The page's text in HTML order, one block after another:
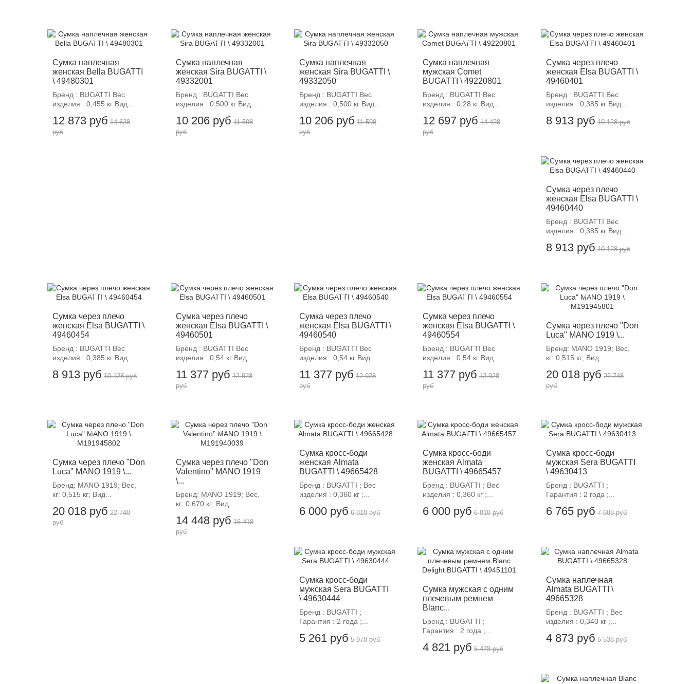
Сумка наплечная
женская Bella BUGATTI
\ 49480301
Бренд : BUGATTI Вес
изделия : 0,455 кг Вид...
12 873 руб
-12%
14 628
руб
Сумка наплечная
женская Sira BUGATTI \
49332001
Бренд : BUGATTI Вес
изделия : 0,500 кг Вид...
10 206 руб
-12%
11 598
руб
Сумка наплечная
женская Sira BUGATTI \
49332050
Бренд : BUGATTI Вес
изделия : 0,500 кг Вид...
10 206 руб
-12%
11 598
руб
Сумка наплечная
мужская Comet
BUGATTI \ 49220801
Бренд : BUGATTI Вес
изделия : 0,28 кг Вид...
12 697 руб
-12%
14 428
руб
Сумка через плечо
женская Elsa BUGATTI \
49460401
Бренд : BUGATTI Вес
изделия : 0,385 кг Вид...
8 913 руб
-12%
10 128 руб
Сумка через плечо
женская Elsa BUGATTI \
49460440
Бренд : BUGATTI Вес
изделия : 0,385 кг Вид...
8 913 руб
-12%
10 128 руб
Сумка через плечо
женская Elsa BUGATTI \
49460454
Бренд : BUGATTI Вес
изделия : 0,385 кг Вид...
8 913 руб
-12%
10 128 руб
Сумка через плечо
женская Elsa BUGATTI \
49460501
Бренд : BUGATTI Вес
изделия : 0,54 кг Вид...
11 377 руб
-12%
12 928
руб
Сумка через плечо
женская Elsa BUGATTI \
49460540
Бренд : BUGATTI Вес
изделия : 0,54 кг Вид...
11 377 руб
-12%
12 928
руб
Сумка через плечо
женская Elsa BUGATTI \
49460554
Бренд : BUGATTI Вес
изделия : 0,54 кг Вид...
11 377 руб
-12%
12 928
руб
Сумка через плечо "Don
Luca" MANO 1919 \...
Бренд: MANO 1919; Вес,
кг: 0,515 кг; Вид...
20 018 руб
-12%
22 748
руб
Сумка через плечо "Don
Luca" MANO 1919 \...
Бренд: MANO 1919; Вес,
кг: 0,515 кг; Вид...
20 018 руб
-12%
22 748
руб
Сумка через плечо "Don
Valentino" MANO 1919
\...
Бренд: MANO 1919; Вес,
кг: 0,670 кг; Вид...
14 448 руб
-12%
16 418
руб
Сумка кросс-боди
женская Almata
BUGATTI \ 49665428
Бренд : BUGATTI ; Вес
изделия : 0,360 кг ;...
6 000 руб
-12%
6 818 руб
Сумка кросс-боди
женская Almata
BUGATTI \ 49665457
Бренд : BUGATTI ; Вес
изделия : 0,360 кг ;...
6 000 руб
-12%
6 818 руб
Сумка кросс-боди
мужская Sera BUGATTI
\ 49630413
Бренд : BUGATTI ;
Гарантия : 2 года ;...
6 765 руб
-12%
7 688 руб
Сумка кросс-боди
мужская Sera BUGATTI
\ 49630444
Бренд : BUGATTI ;
Гарантия : 2 года ;...
5 261 руб
-12%
5 978 руб
Сумка мужская с одним
плечевым ремнем
Blanc...
Бренд : BUGATTI ;
Гарантия : 2 года ;...
4 821 руб
-12%
5 478 руб
Сумка наплечная
Almata BUGATTI \
49665328
Бренд : BUGATTI ; Вес
изделия : 0,340 кг ;...
4 873 руб
-12%
5 538 руб